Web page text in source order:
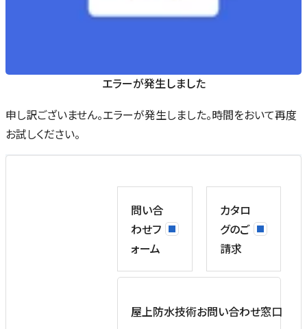
エラーが発生しました
申し訳ございません。エラーが発生しました。時間をおいて再度
お試しください。
問い合
わせフ
ォーム
カタロ
グのご
請求
屋上防水技術お問い合わせ窓口